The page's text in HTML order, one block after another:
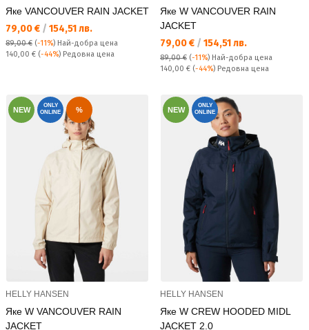
Яке VANCOUVER RAIN JACKET
Текуща цена:
79,00 € / 154,51 лв.
89,00 € (-11%) Най-добра цена
Редовна цена:
140,00 € (-44%) Редовна цена
Яке W VANCOUVER RAIN
JACKET
Текуща цена:
79,00 € / 154,51 лв.
89,00 € (-11%) Най-добра цена
Редовна цена:
140,00 € (-44%) Редовна цена
NEW
ONLY
ONLINE
%
HELLY HANSEN
Яке W VANCOUVER RAIN
JACKET
NEW
ONLY
ONLINE
HELLY HANSEN
Яке W CREW HOODED MIDL
JACKET 2.0